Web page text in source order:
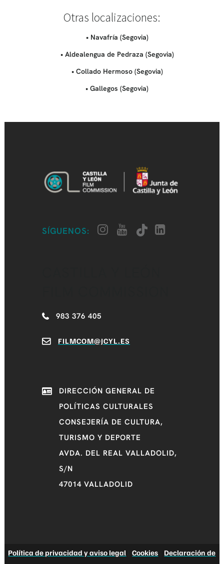
Otras localizaciones:
• Navafría (Segovia)
• Aldealengua de Pedraza (Segovia)
• Collado Hermoso (Segovia)
• Gallegos (Segovia)
SÍGUENOS:
983 376 405
FILMCOM@JCYL.ES
DIRECCIÓN GENERAL DE
POLÍTICAS CULTURALES
CONSEJERÍA DE CULTURA,
TURISMO Y DEPORTE
AVDA. DEL REAL VALLADOLID,
S/N
47014 VALLADOLID
Política de privacidad y aviso legal |Cookies Declaración de